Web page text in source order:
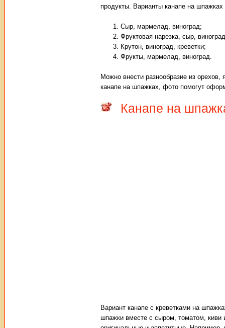
продукты. Варианты канапе на
Сыр, мармелад, виноград;
Фруктовая нарезка, сыр,
Крутон, виноград, креветки;
Фрукты, мармелад, виноград.
Можно внести разнообразие из орехов,
канапе на шпажках, фото помогут
Канапе на
Вариант канапе с креветками на
шпажки вместе с сыром, томатом, киви